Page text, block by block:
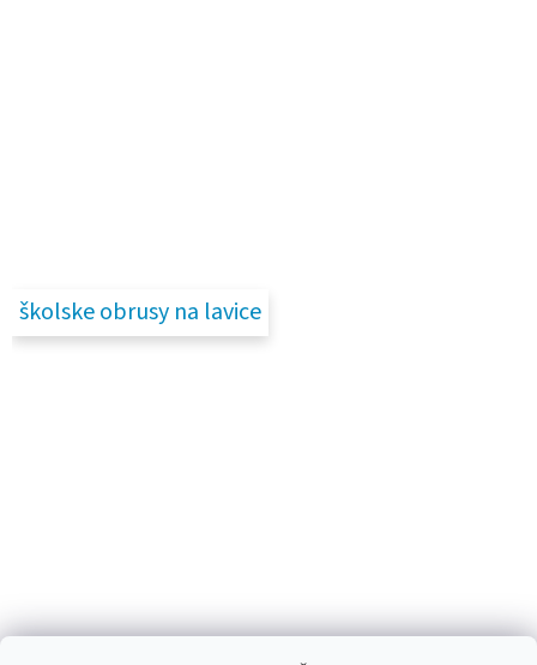
školske obrusy na lavice